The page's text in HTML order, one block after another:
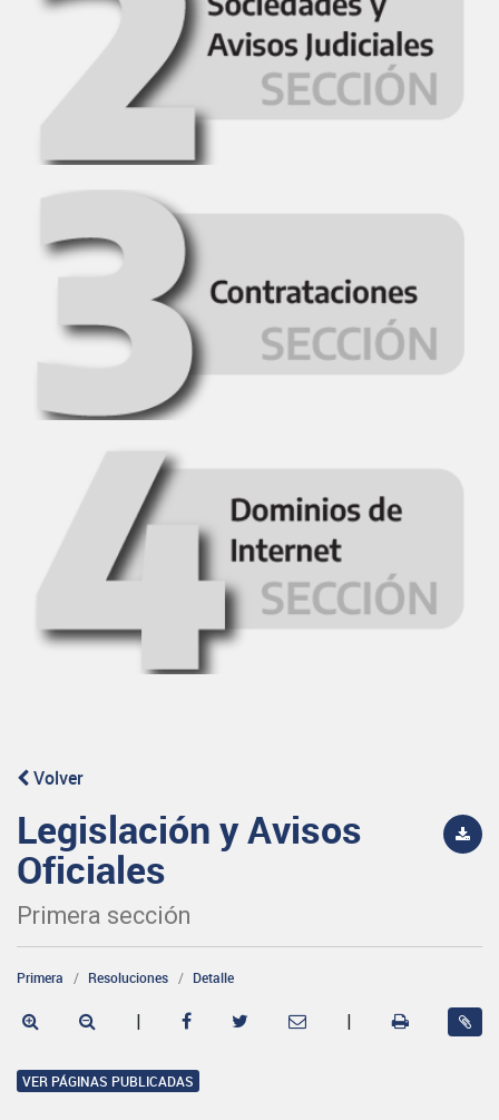
Volver
Legislación y Avisos
Oficiales
Primera sección
Primera Resoluciones Detalle
| |
VER PÁGINAS PUBLICADAS